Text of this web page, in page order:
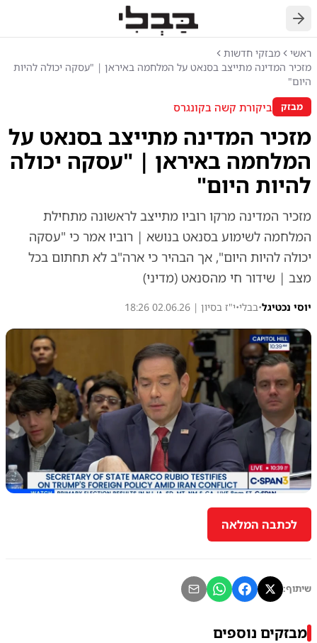
חזרה
ראשי
מבזקי חדשות
מזכיר המדינה מתייצב בסנאט על המלחמה באיראן | "עסקה יכולה להיות
היום"
מבזק ביקורת קשה בקונגרס
מזכיר המדינה מתייצב בסנאט על
המלחמה באיראן | "עסקה יכולה
להיות היום"
מזכיר המדינה מרקו רוביו מתייצב לראשונה מתחילת
המלחמה לשימוע בסנאט בנושא | רוביו אמר כי "עסקה
יכולה להיות היום", אך הבהיר כי ארה"ב לא תחתום בכל
מצב | שידור חי מהסנאט (מדיני)
יוסי נכטיגל•בבלי•י"ז בסיון | 02.06.26 18:26
לכתבה המלאה
שיתוף:
מבזקים נוספים